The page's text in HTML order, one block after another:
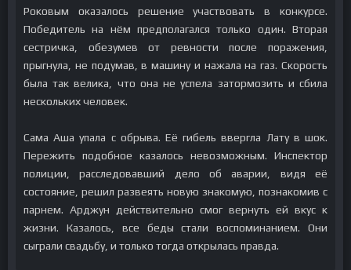
Роковым оказалось решение участвовать в конкурсе.
Победитель на нём предполагался только один. Вторая
сестричка, обезумев от ревности после поражения,
прыгнула, не подумав, в машину и нажала на газ. Скорость
была так велика, что она не успела затормозить и сбила
нескольких человек.
Сама Аша упала с обрыва. Её гибель ввергла Лату в шок.
Пережить подобное казалось невозможным. Инспектор
полиции, расследовавший дело об аварии, видя её
состояние, решил развеять новую знакомую, познакомив с
парнем. Арджун действительно смог вернуть ей вкус к
жизни. Казалось, все беды стали воспоминанием. Они
сыграли свадьбу, и только тогда открылась правда.